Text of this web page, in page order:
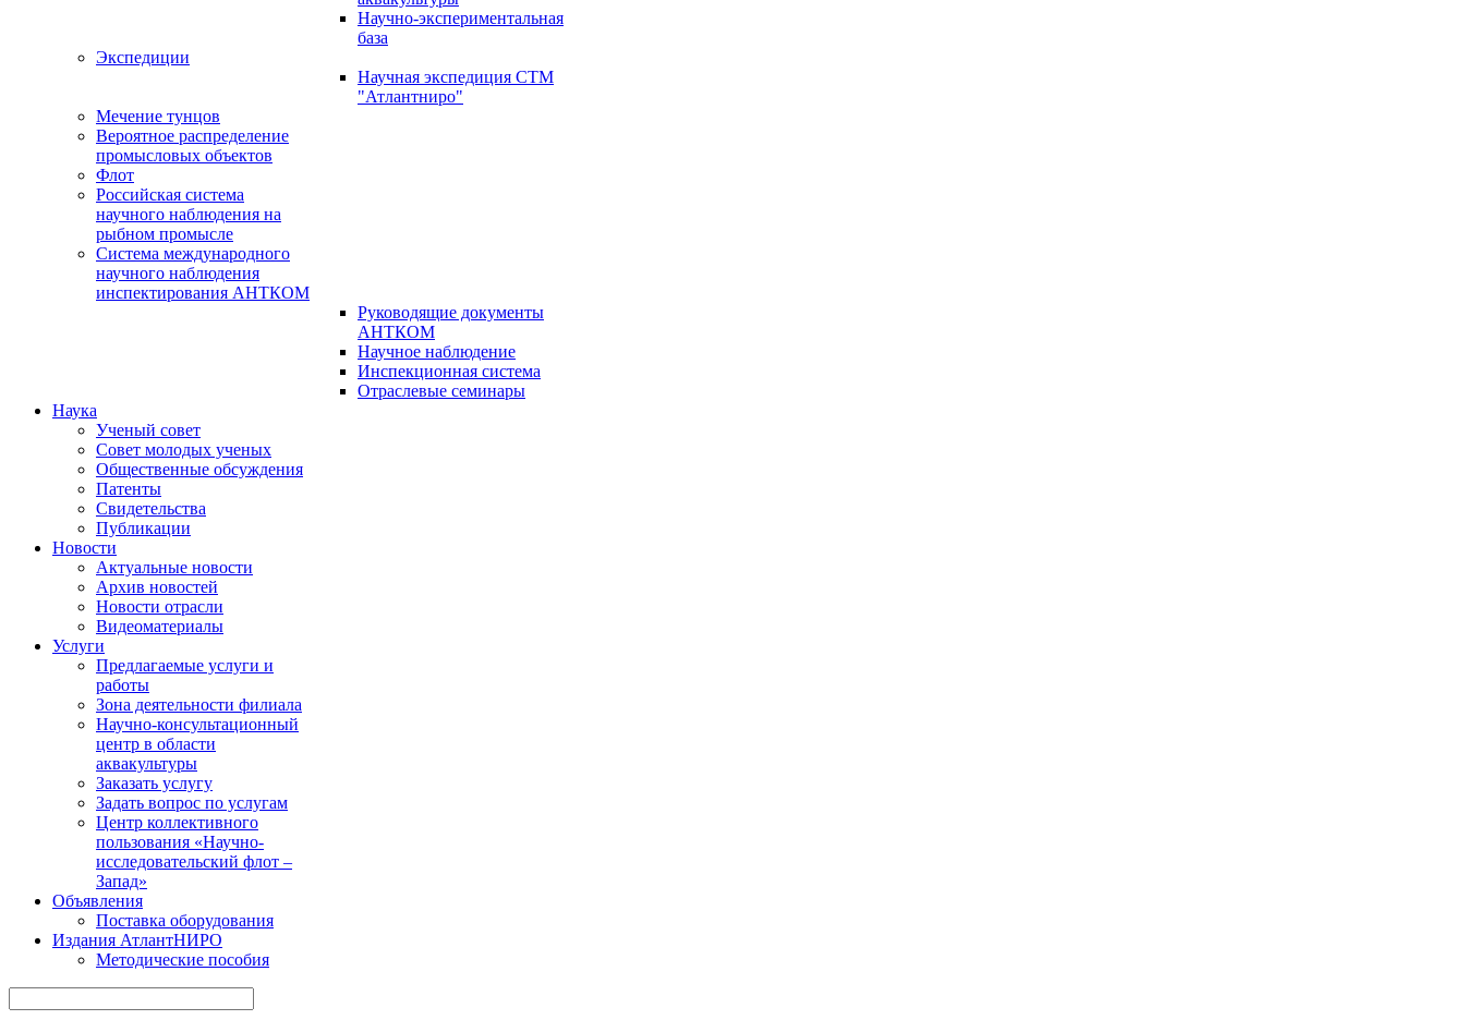
Научно-экспериментальная
база
Экспедиции
Научная экспедиция СТМ
"Атлантниро"
Мечение тунцов
Вероятное распределение
промысловых объектов
Флот
Российская система
научного наблюдения на
рыбном промысле
Система международного
научного наблюдения
инспектирования АНТКОМ
Руководящие документы
АНТКОМ
Научное наблюдение
Инспекционная система
Отраслевые семинары
Наука
Ученый совет
Совет молодых ученых
Общественные обсуждения
Патенты
Свидетельства
Публикации
Новости
Актуальные новости
Архив новостей
Новости отрасли
Видеоматериалы
Услуги
Предлагаемые услуги и
работы
Зона деятельности филиала
Научно-консультационный
центр в области
аквакультуры
Заказать услугу
Задать вопрос по услугам
Центр коллективного
пользования «Научно-
исследовательский флот –
Запад»
Объявления
Поставка оборудования
Издания АтлантНИРО
Методические пособия